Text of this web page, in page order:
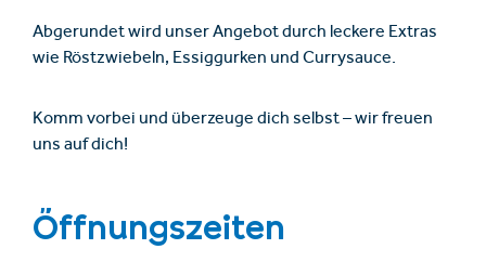
Abgerundet wird unser Angebot durch leckere Extras
wie Röstzwiebeln, Essiggurken und Currysauce.
Komm vorbei und überzeuge dich selbst – wir freuen
uns auf dich!
Öffnungszeiten